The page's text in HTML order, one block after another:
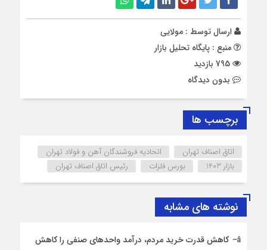
ارسال توسط : مولایی
منبع : پایگاه تحلیل بازار
بدون دیدگاه
برچسب ها
اتاق اصناف تهران
اتحادیه فروشندگان آهن و فولاد تهران
بازار 1403
بورس فلزات رئیس اتاق اصناف تهران
نوشته های مشابه
کاهش قدرت خرید مردم، درآمد واحدهای صنفی را کاهش